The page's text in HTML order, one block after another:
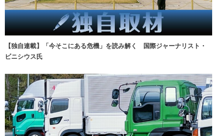
【独自連載】「今そこにある危機」を読み解く 国際ジャーナリスト・
ビニシウス氏